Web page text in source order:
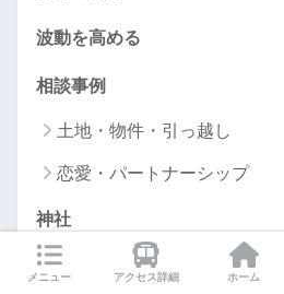
波動を高める
相談事例
土地・物件・引っ越し
恋愛・パートナーシップ
神社
雑記
メニュー アクセス詳細 ホーム